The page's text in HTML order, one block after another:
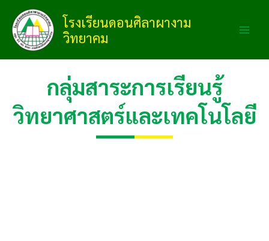
content
โรงเรียนดอนศิลาผางาม
วิทยาคม
กลุ่มสาระการเรียนรู้
วิทยาศาสตร์และเทคโนโลยี